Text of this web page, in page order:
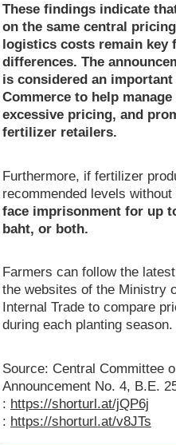
These findings indicate
on the same central
logistics costs remain key
differences. The
is considered an
Commerce to help
excessive pricing, and
fertilizer retailers.
Furthermore, if fertilizer
recommended levels
face imprisonment for up
baht, or both.
Farmers can follow the
the websites of the Ministry
Internal Trade to compare
during each planting season.
Source: Central Committee
Announcement No. 4, B.E.
: https://shorturl.at/jQP6j
: https://shorturl.at/v8JTs